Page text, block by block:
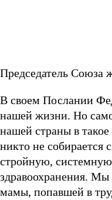
Председатель Союза
В своем Послании
нашей жизни. Но
нашей страны в такое
никто не собирается
стройную,
здравоохранения. Мы
мамы, попавшей в